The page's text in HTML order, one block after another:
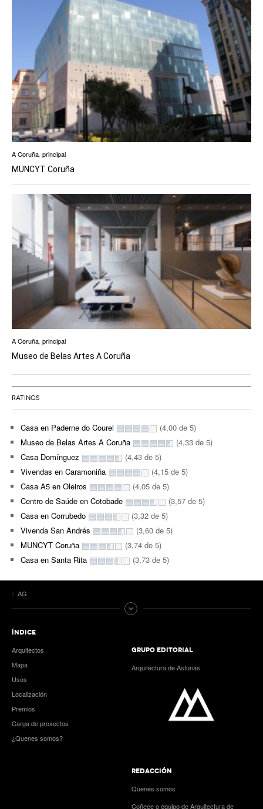
A Coruña principal
MUNCYT Coruña
A Coruña, principal
Museo de Belas Artes A Coruña
RATINGS
Casa en Paderne do Courel
(4,00 de 5)
Museo de Belas Artes A Coruña
(4,33 de 5)
Casa Domínguez
(4,43 de 5)
Vivendas en Caramoniña
(4,15 de 5)
Casa A5 en Oleiros
(4,05 de 5)
Centro de Saúde en Cotobade
(3,57 de 5)
Casa en Corrubedo
(3,32 de 5)
Vivenda San Andrés
(3,60 de 5)
MUNCYT Coruña
(3,74 de 5)
Casa en Santa Rita
(3,73 de 5)
AG
ÍNDICE
Arquitectos
Mapa
Usos
Localización
Premios
Carga de proxectos
¿Quenes somos?
GRUPO EDITORIAL
Arquitectura de Asturias
REDACCIÓN
Quenes somos
Coñece o equipo de Arquitectura de